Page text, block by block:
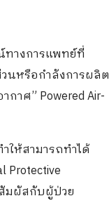
างการแพทย์ที่
นหรือกำลังการผลิต
าศ” Powered Air-
ให้สามารถทำได้
มผัสกับผู้ป่วย